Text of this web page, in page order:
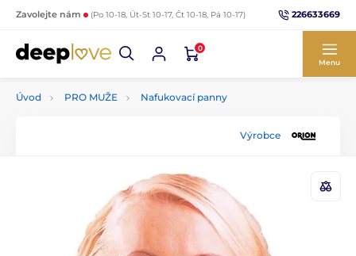
Zavolejte nám (Po 10-18, Út-St 10-17, Čt 10-18, Pá 10-17) 226633669
0
Menu
Úvod PRO MUŽE Nafukovací panny
Výrobce